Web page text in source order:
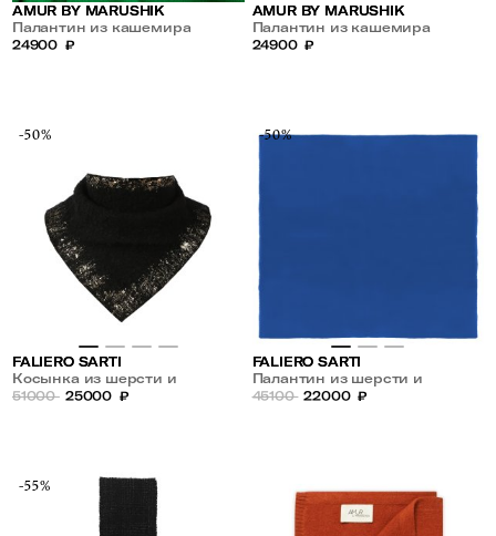
AMUR BY MARUSHIK
Палантин из кашемира
24900 ₽
AMUR BY MARUSHIK
Палантин из кашемира
24900 ₽
-50%
FALIERO SARTI
Косынка из шерсти и
кашемира
51000 25000 ₽
-50%
FALIERO SARTI
Палантин из шерсти и
кашемира
45100 22000 ₽
-55%